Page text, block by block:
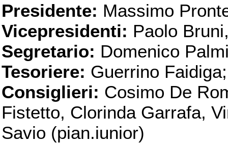
Presidente: Massimo
Vicepresidenti: Paolo
Segretario: Domenico
Tesoriere: Guerrino Faidiga;
Consiglieri: Cosimo De
Fistetto, Clorinda Garrafa,
Savio (pian.iunior)